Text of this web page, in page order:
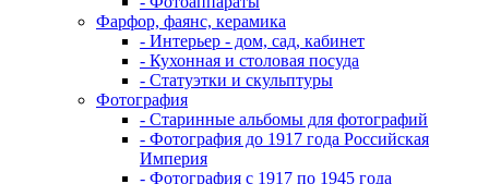
Фарфор, фаянс, керамика
- Интерьер - дом, сад, кабинет
- Кухонная и столовая посуда
- Статуэтки и скульптуры
Фотография
- Старинные альбомы для фотографий
- Фотография до 1917 года Российская
Империя
- Фотография с 1917 по 1945 года